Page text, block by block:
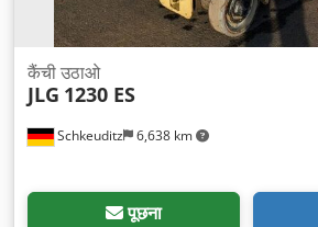
Schkeuditz 6,638 km
कैंची उठाओ
JLG 1230 ES
पूछना